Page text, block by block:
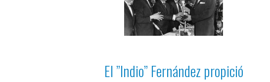
El ”Indio” Fernández propició